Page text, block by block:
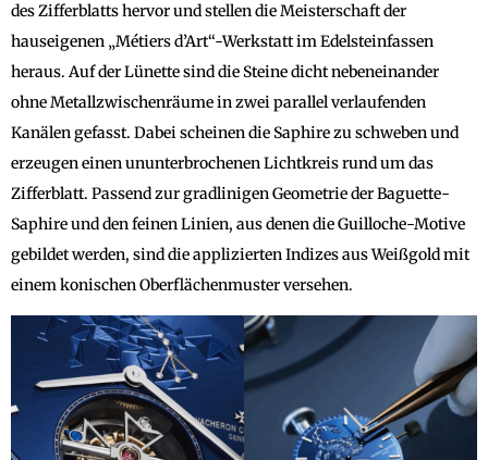
des Zifferblatts hervor und stellen die Meisterschaft der
hauseigenen „Métiers d’Art“-Werkstatt im Edelsteinfassen
heraus. Auf der Lünette sind die Steine dicht nebeneinander
ohne Metallzwischenräume in zwei parallel verlaufenden
Kanälen gefasst. Dabei scheinen die Saphire zu schweben und
erzeugen einen ununterbrochenen Lichtkreis rund um das
Zifferblatt. Passend zur gradlinigen Geometrie der Baguette-
Saphire und den feinen Linien, aus denen die Guilloche-Motive
gebildet werden, sind die applizierten Indizes aus Weißgold mit
einem konischen Oberflächenmuster versehen.